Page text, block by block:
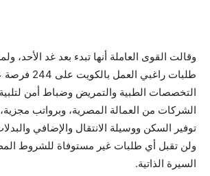
طلبات راغبي العمل
التخصصات الطبية والتمريض وضباط أمن
الشركات من العمالة المصرية، وبرواتب
توفير السكن ووسيلة الانتقال والإضافي
ولن تقبل أي طلبات غير مستوفاة للشروط
السيرة الذاتية.